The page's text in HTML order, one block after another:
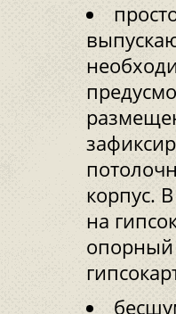
корпус.
на
опорный